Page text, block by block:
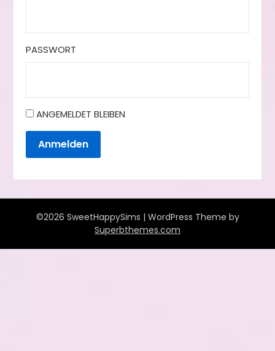
PASSWORT
ANGEMELDET BLEIBEN
Anmelden
©2026 SweetHappySims | WordPress Theme by
Superbthemes.com